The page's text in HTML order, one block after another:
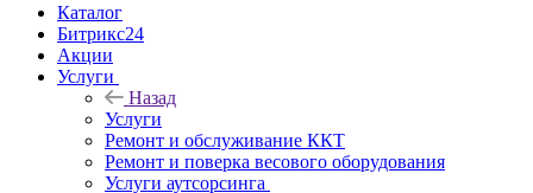
Каталог
Битрикс24
Акции
Услуги
Назад
Услуги
Ремонт и обслуживание ККТ
Ремонт и поверка весового оборудования
Услуги аутсорсинга